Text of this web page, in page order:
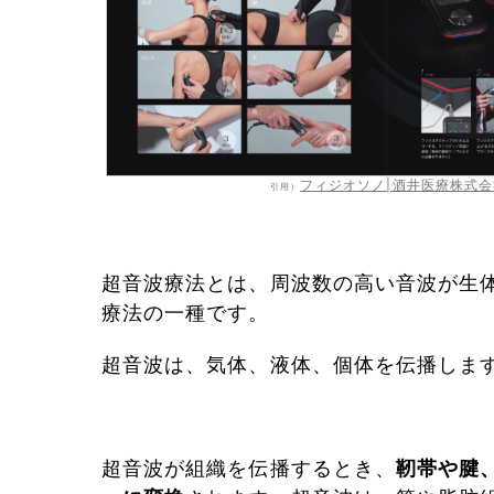
引用） フィジオソノ|酒井医療株式
超音波療法とは、周波数の高い音波が生
療法の一種です。
超音波は、気体、液体、個体を伝播しま
超音波が組織を伝播するとき、 靭帯や腱